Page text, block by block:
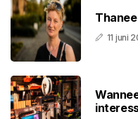
11 juni